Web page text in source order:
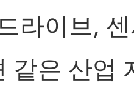
라이브,
같은 산업